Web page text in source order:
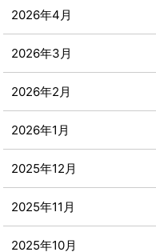
2026年4月
2026年3月
2026年2月
2026年1月
2025年12月
2025年11月
2025年10月